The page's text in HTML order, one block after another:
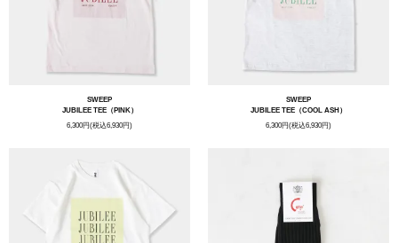
SWEEP
JUBILEE TEE（PINK）
6,300円(税込6,930円)
SWEEP
JUBILEE TEE（COOL ASH）
6,300円(税込6,930円)